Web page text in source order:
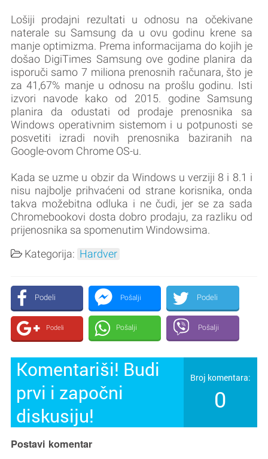
Lošiji prodajni rezultati u odnosu na očekivane
naterale su Samsung da u ovu godinu krene sa
manje optimizma. Prema informacijama do kojih je
došao DigiTimes Samsung ove godine planira da
isporuči samo 7 miliona prenosnih računara, što je
za 41,67% manje u odnosu na prošlu godinu. Isti
izvori navode kako od 2015. godine Samsung
planira da odustati od prodaje prenosnika sa
Windows operativnim sistemom i u potpunosti se
posvetiti izradi novih prenosnika baziranih na
Google-ovom Chrome OS-u.
Kada se uzme u obzir da Windows u verziji 8 i 8.1 i
nisu najbolje prihvaćeni od strane korisnika, onda
takva možebitna odluka i ne čudi, jer se za sada
Chromebookovi dosta dobro prodaju, za razliku od
prijenosnika sa spomenutim Windowsima.
Kategorija: Hardver
Podeli Pošalji Podeli
Podeli Pošalji Pošalji
Komentariši! Budi
prvi i započni
diskusiju!
Broj komentara:
0
Postavi komentar